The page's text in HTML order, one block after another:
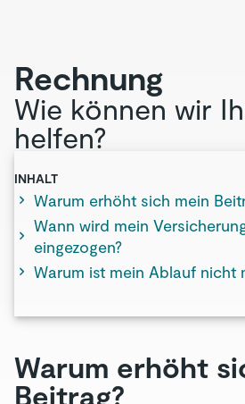
Rechnung
Wie können wir
helfen?
INHALT
Warum erhöht sich mein
Wann wird mein
eingezogen?
Warum ist mein Ablauf nicht
Warum erhöht
Beitrag?